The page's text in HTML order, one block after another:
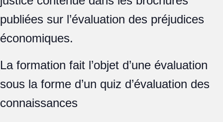
publiées sur l’évaluation des préjudices
économiques.
La formation fait l’objet d’une évaluation
sous la forme d’un quiz d’évaluation des
connaissances